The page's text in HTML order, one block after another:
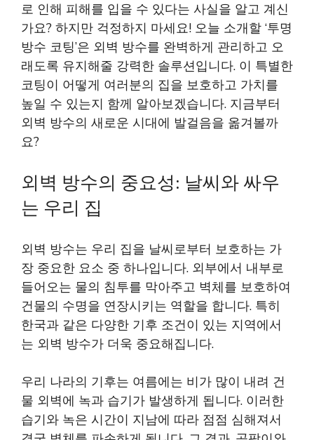
로 인해 피해를 입을 수 있다는 사실을 알고 계신
가요? 하지만 걱정하지 마세요! 오늘 소개할 ‘투명
방수 코팅’은 외벽 방수를 완벽하게 관리하고 오
래도록 유지해줄 강력한 솔루션입니다. 이 특별한
코팅이 어떻게 여러분의 집을 보호하고 가치를
높일 수 있는지 함께 알아보겠습니다. 지금부터
외벽 방수의 새로운 시대에 발걸음을 옮겨볼까
요?
외벽 방수의 중요성: 날씨와 싸우
는 우리 집
외벽 방수는 우리 집을 날씨로부터 보호하는 가
장 중요한 요소 중 하나입니다. 외부에서 내부로
들어오는 물의 침투를 막아주고 벽체를 보호하여
건물의 수명을 연장시키는 역할을 합니다. 특히
한국과 같은 다양한 기후 조건이 있는 지역에서
는 외벽 방수가 더욱 중요해집니다.
우리 나라의 기후는 여름에는 비가 많이 내려 건
물 외벽에 녹과 습기가 발생하게 됩니다. 이러한
습기와 녹은 시간이 지남에 따라 점점 심해져서